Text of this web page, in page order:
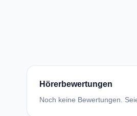
Hörerbewertungen
Noch keine Bewertungen.